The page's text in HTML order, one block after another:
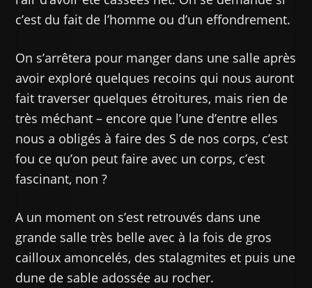
c’est du fait de l’homme ou d’un effondrement.
On s’arrêtera pour manger dans une salle après
avoir exploré quelques recoins qui nous auront
fait traverser quelques étroitures, mais rien de
très méchant – encore que l’une d’entre elles
nous a obligés à faire des S de nos corps, c’est
fou ce qu’on peut faire avec un corps, c’est
fascinant, non ?
A un moment on s’est retrouvés dans une
grande salle très belle avec à la fois de gros
cailloux amoncelés, des stalagmites et puis une
dune de sable adossée au rocher.